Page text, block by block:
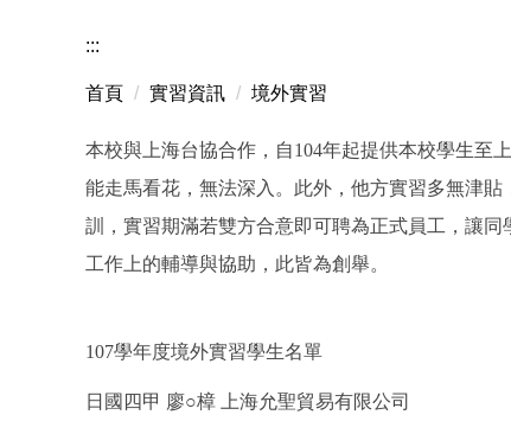
:::
首頁 實習資訊 境外實習
本校與上海台協合作，自104年起提供本校學生至
能走馬看花，無法深入。此外，他方實習多無津
訓，實習期滿若雙方合意即可聘為正式員工，讓
工作上的輔導與協助，此皆為創舉。
107學年度境外實習學生名單
日國四甲 廖○樟 上海允聖貿易有限公司